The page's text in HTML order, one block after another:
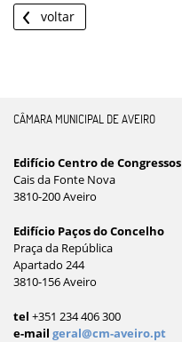
voltar
CÂMARA MUNICIPAL DE AVEIRO
Edifício Centro de Congressos
Cais da Fonte Nova
3810-200 Aveiro
Edifício Paços do Concelho
Praça da República
Apartado 244
3810-156 Aveiro
tel +351 234 406 300
e-mail geral@cm-aveiro.pt